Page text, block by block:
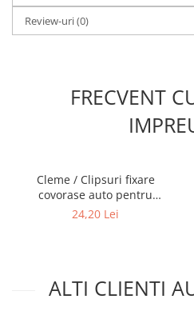
Review-uri(0)
FRECVENT
Cleme / Clipsuri fixare
covorase auto pentru
Renault / Nissan
24,20 Lei
ALTI CLIENTI